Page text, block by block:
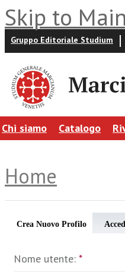
Skip to
Gruppo Editoriale Studium
Chi siamo Catalogo
Home
Crea Nuovo Profilo
Nome utente: *